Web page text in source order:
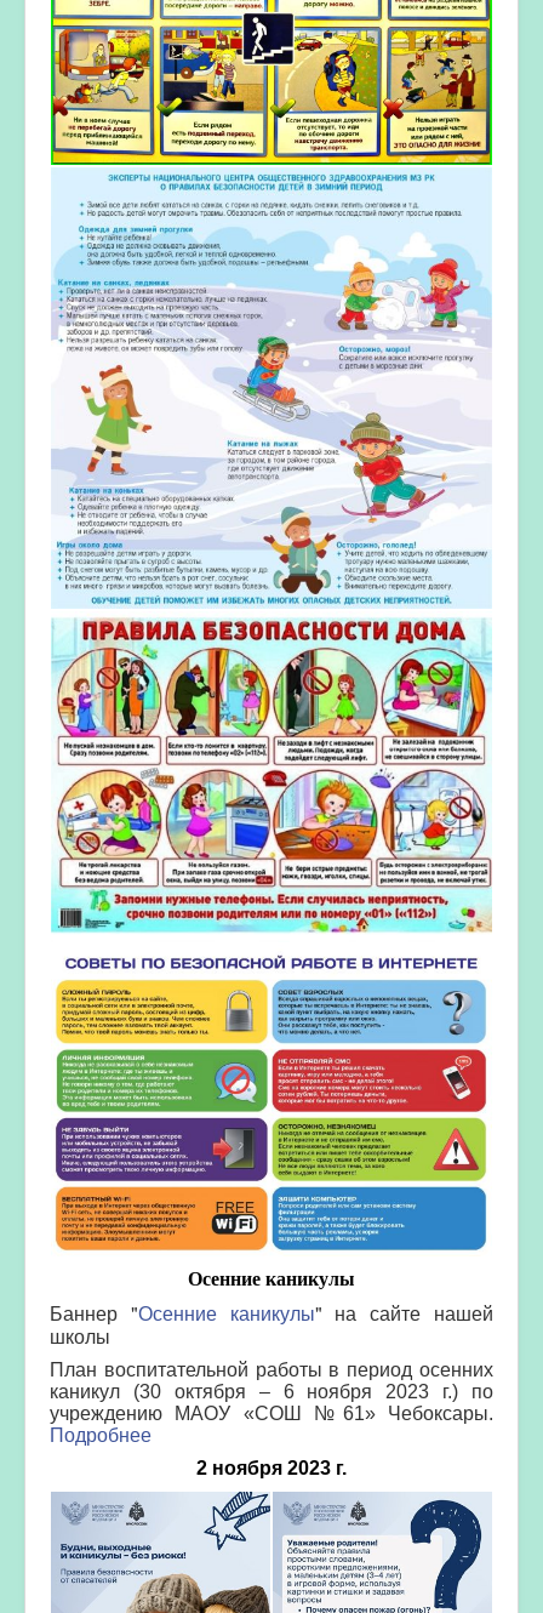
Осенние каникулы
Баннер "Осенние каникулы" на сайте нашей
школы
План воспитательной работы в период осенних
каникул (30 октября – 6 ноября 2023 г.) по
учреждению МАОУ «СОШ №61» Чебоксары.
Подробнее
2 ноября 2023 г.